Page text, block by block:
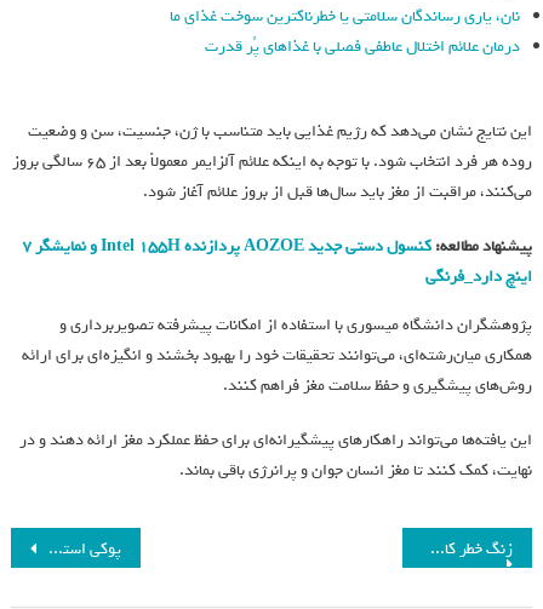
نان، یاری رساندگان سلامتی یا خطرناکترین سوخت غذای ما
درمان علائم اختلال عاطفی فصلی با غذاهای پُر قدرت
این نتایج نشان می‌دهد که رژیم غذایی باید متناسب با ژن، جنسیت، سن و وضعیت
روده هر فرد انتخاب شود. با توجه به اینکه علائم آلزایمر معمولاً بعد از ۶۵ سالگی بروز
می‌کنند، مراقبت از مغز باید سال‌ها قبل از بروز علائم آغاز شود.
پیشنهاد مطالعه:
کنسول دستی جدید AOZOE پردازنده Intel 155H و نمایشگر ۷
اینچ دارد_فرنگی
پژوهشگران دانشگاه میسوری با استفاده از امکانات پیشرفته تصویربرداری و
همکاری میان‌رشته‌ای، می‌توانند تحقیقات خود را بهبود بخشند و انگیزه‌ای برای ارائه
روش‌های پیشگیری و حفظ سلامت مغز فراهم کنند.
این یافته‌ها می‌تواند راهکارهای پیشگیرانه‌ای برای حفظ عملکرد مغز ارائه دهند و در
نهایت، کمک کنند تا مغز انسان جوان و پرانرژی باقی بماند.
پوکی استخوان: چالش‌های سلامتی و اهمیت تمرینات هدفمند زنگ خطر کاهش جمعیت ایران به صدا در آمد